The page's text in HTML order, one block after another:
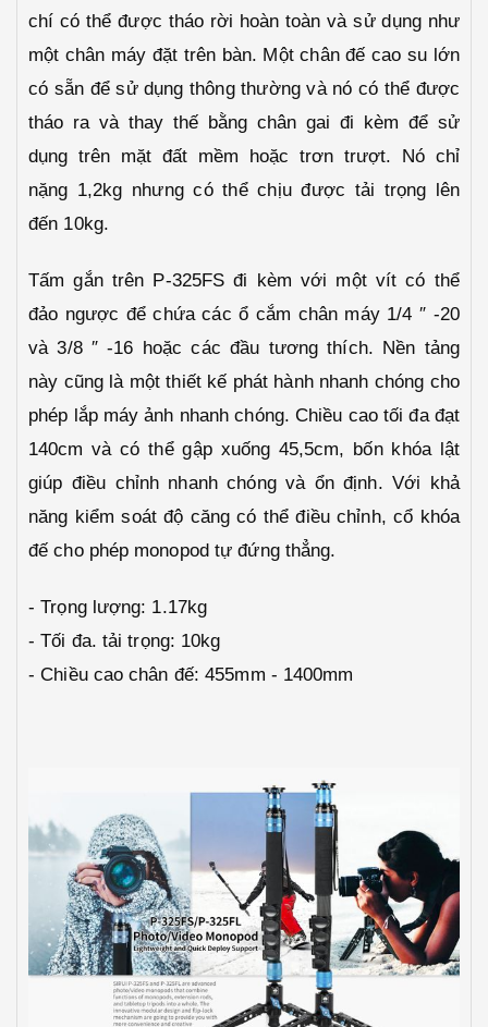
chí có thể được tháo rời hoàn toàn và sử dụng như
một chân máy đặt trên bàn. Một chân đế cao su lớn
có sẵn để sử dụng thông thường và nó có thể được
tháo ra và thay thế bằng chân gai đi kèm để sử
dụng trên mặt đất mềm hoặc trơn trượt. Nó chỉ
nặng 1,2kg nhưng có thể chịu được tải trọng lên
đến 10kg.
Tấm gắn trên P-325FS đi kèm với một vít có thể
đảo ngược để chứa các ổ cắm chân máy 1/4 ″ -20
và 3/8 ″ -16 hoặc các đầu tương thích. Nền tảng
này cũng là một thiết kế phát hành nhanh chóng cho
phép lắp máy ảnh nhanh chóng. Chiều cao tối đa đạt
140cm và có thể gập xuống 45,5cm, bốn khóa lật
giúp điều chỉnh nhanh chóng và ổn định. Với khả
năng kiểm soát độ căng có thể điều chỉnh, cổ khóa
đế cho phép monopod tự đứng thẳng.
- Trọng lượng: 1.17kg
- Tối đa. tải trọng: 10kg
- Chiều cao chân đế: 455mm - 1400mm